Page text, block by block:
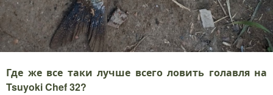
Где же все таки лучше всего ловить голавля на
Tsuyoki Chef 32?